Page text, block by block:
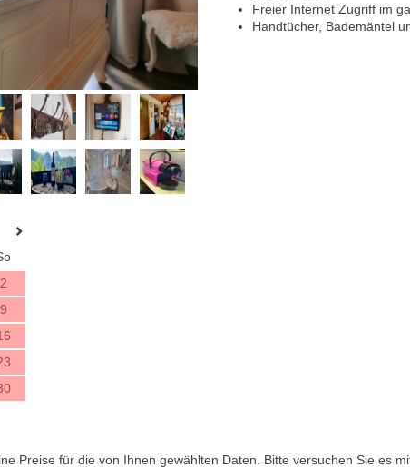
Freier Internet Zugriff im
Handtücher, Bademäntel
2
9
Preise für die von Ihnen gewählten Daten. Bitte versuchen Sie es